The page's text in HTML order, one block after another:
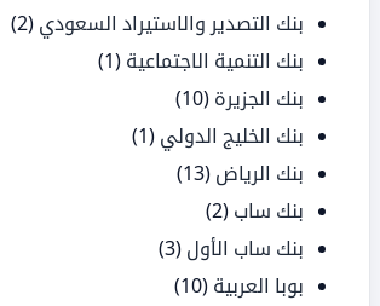
بنك التصدير والاستيراد السعودي (2)
بنك التنمية الاجتماعية (1)
بنك الجزيرة (10)
بنك الخليج الدولي (1)
بنك الرياض (13)
بنك ساب (2)
بنك ساب الأول (3)
بوبا العربية (10)